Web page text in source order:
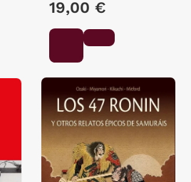
19,00 €